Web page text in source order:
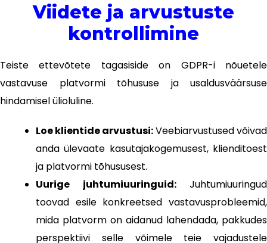
Viidete ja arvustuste
kontrollimine
Teiste ettevõtete tagasiside on GDPR-i nõuetele
vastavuse platvormi tõhususe ja usaldusväärsuse
hindamisel ülioluline.
Loe klientide arvustusi:Veebiarvustused võivad
anda ülevaate kasutajakogemusest, klienditoest
ja platvormi tõhususest.
Uurige juhtumiuuringuid:Juhtumiuuringud
toovad esile konkreetsed vastavusprobleemid,
mida platvorm on aidanud lahendada, pakkudes
perspektiivi selle võimele teie vajadustele